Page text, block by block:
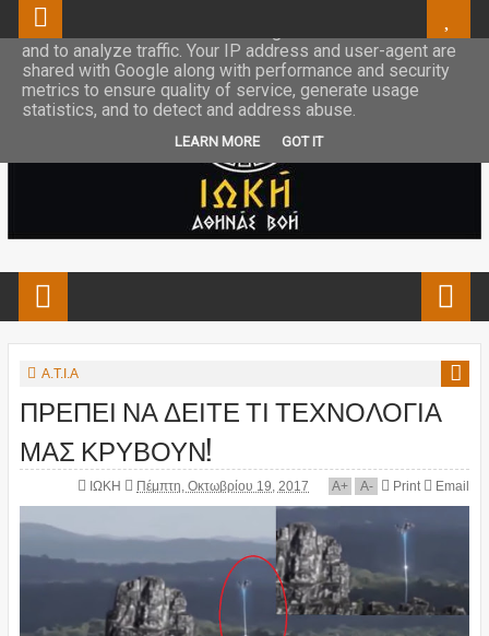
Α.Τ.Ι.Α
ΠΡΕΠΕΙ ΝΑ ΔΕΙΤΕ ΤΙ ΤΕΧΝΟΛΟΓΙΑ
ΜΑΣ ΚΡΥΒΟΥΝ!
ΙΩΚΗ Πέμπτη, Οκτωβρίου 19, 2017 A+ A- Print Email
This site uses cookies from Google to deliver its services
and to analyze traffic. Your IP address and user-agent are
shared with Google along with performance and security
metrics to ensure quality of service, generate usage
statistics, and to detect and address abuse.
LEARN MORE GOT IT